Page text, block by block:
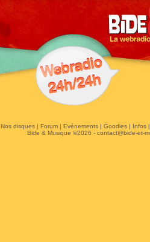
Nos disques| Forum| Evénements| Goodies| Infos
Bide & Musique ©2026 - contact@bide-et-